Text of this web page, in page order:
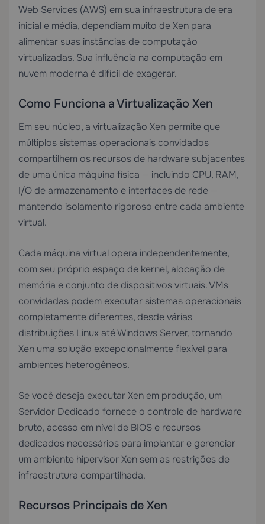
Web Services (AWS) em sua infraestrutura de era
inicial e média, dependiam muito de Xen para
alimentar suas instâncias de computação
virtualizadas. Sua influência na computação em
nuvem moderna é difícil de exagerar.
Como Funciona a Virtualização Xen
Em seu núcleo, a virtualização Xen permite que
múltiplos sistemas operacionais convidados
compartilhem os recursos de hardware subjacentes
de uma única máquina física — incluindo CPU, RAM,
I/O de armazenamento e interfaces de rede —
mantendo isolamento rigoroso entre cada ambiente
virtual.
Cada máquina virtual opera independentemente,
com seu próprio espaço de kernel, alocação de
memória e conjunto de dispositivos virtuais. VMs
convidadas podem executar sistemas operacionais
completamente diferentes, desde várias
distribuições Linux até Windows Server, tornando
Xen uma solução excepcionalmente flexível para
ambientes heterogêneos.
Se você deseja executar Xen em produção, um
Servidor Dedicado fornece o controle de hardware
bruto, acesso em nível de BIOS e recursos
dedicados necessários para implantar e gerenciar
um ambiente hipervisor Xen sem as restrições de
infraestrutura compartilhada.
Recursos Principais de Xen